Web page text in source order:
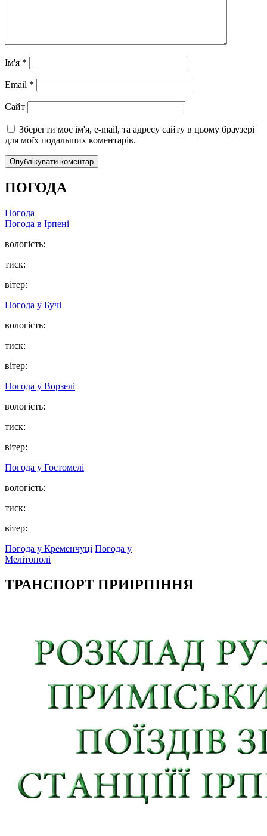
Ім'я *
Email *
Сайт
Зберегти моє ім'я, e-mail, та адресу сайту в цьому браузері
для моїх подальших коментарів.
ПОГОДА
Погода
Погода в Ірпені
вологість:
тиск:
вітер:
Погода у Бучі
вологість:
тиск:
вітер:
Погода у Ворзелі
вологість:
тиск:
вітер:
Погода у Гостомелі
вологість:
тиск:
вітер:
Погода у Кременчуці Погода у
Мелітополі
ТРАНСПОРТ ПРИІРПІННЯ